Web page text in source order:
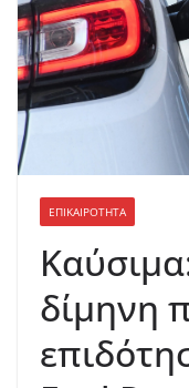
ΕΠΙΚΑΙΡΟΤΗΤΑ
δίμηνη